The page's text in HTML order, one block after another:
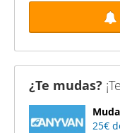
¿Te mudas?
25€